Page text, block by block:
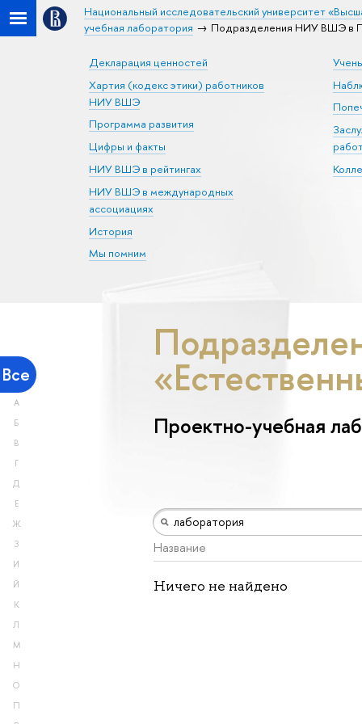
Национальный исследовательский университет
учебная лаборатория
Подразделения НИУ ВШЭ в
Декларация ценностей
Хартия (кодекс этики) работников
НИУ ВШЭ
Программа развития
Цифры и факты
НИУ ВШЭ в рейтингах
НИУ ВШЭ в международных
ассоциациях
История
Мы помним
Все
А
Б
В
Г
Д
Е
Ж
З
И
Й
К
Л
М
Н
О
П
Проектно-учебная
Название
Ничего не найдено